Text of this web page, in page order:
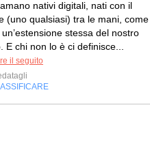
nativi digitali, nati con il
(uno qualsiasi) tra le mani, come
stessa del nostro
E chi non lo è ci definisce...
il seguito